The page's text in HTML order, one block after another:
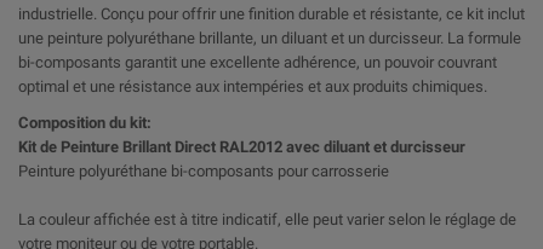
industrielle. Conçu pour offrir une finition durable et résistante, ce kit inclut
une peinture polyuréthane brillante, un diluant et un durcisseur. La formule
bi-composants garantit une excellente adhérence, un pouvoir couvrant
optimal et une résistance aux intempéries et aux produits chimiques.
Composition du kit:
Kit de Peinture Brillant Direct RAL2012 avec diluant et durcisseur
Peinture polyuréthane bi-composants pour carrosserie
La couleur affichée est à titre indicatif, elle peut varier selon le réglage de
votre moniteur ou de votre portable.